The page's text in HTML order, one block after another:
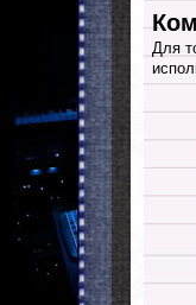
Для